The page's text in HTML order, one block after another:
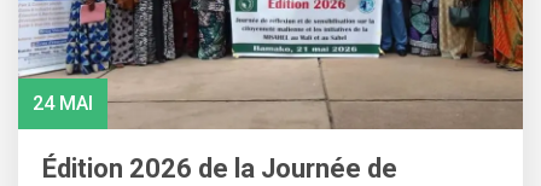
24 MAI
Édition 2026 de la Journée de